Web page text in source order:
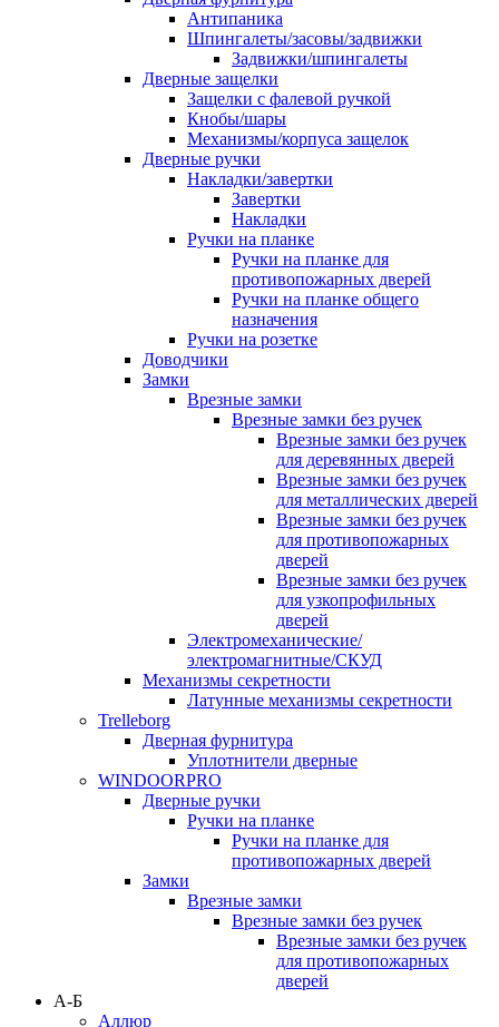
Антипаника
Шпингалеты/засовы/задвижки
Задвижки/шпингалеты
Дверные защелки
Защелки с фалевой ручкой
Кнобы/шары
Механизмы/корпуса защелок
Дверные ручки
Накладки/завертки
Завертки
Накладки
Ручки на планке
Ручки на планке для
противопожарных дверей
Ручки на планке общего
назначения
Ручки на розетке
Доводчики
Замки
Врезные замки
Врезные замки без ручек
Врезные замки без ручек
для деревянных дверей
Врезные замки без ручек
для металлических дверей
Врезные замки без ручек
для противопожарных
дверей
Врезные замки без ручек
для узкопрофильных
дверей
Электромеханические/
электромагнитные/СКУД
Механизмы секретности
Латунные механизмы секретности
Trelleborg
Дверная фурнитура
Уплотнители дверные
WINDOORPRO
Дверные ручки
Ручки на планке
Ручки на планке для
противопожарных дверей
Замки
Врезные замки
Врезные замки без ручек
Врезные замки без ручек
для противопожарных
дверей
А-Б
Аллюр